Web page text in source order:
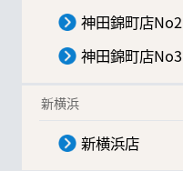
神田錦町店No2
神田錦町店No3
新横浜
新横浜店